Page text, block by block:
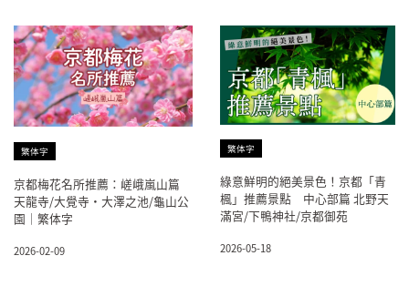
繁体字
京都梅花名所推薦：嵯峨嵐山篇
天龍寺/大覺寺・大澤之池/龜山公
園｜繁体字
2026-02-09
繁体字
綠意鮮明的絕美景色！京都「青
楓」推薦景點 中心部篇 北野天
滿宮/下鴨神社/京都御苑
2026-05-18